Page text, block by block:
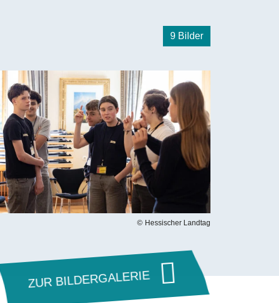
9 Bilder
Bilddatei
Hessischer Landtag
ZUR BILDERGALERIE